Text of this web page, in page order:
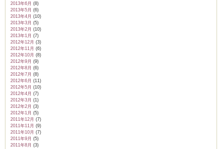
2013年6月 (8)
2013年5月 (6)
2013年4月 (10)
2013年3月 (5)
2013年2月 (10)
2013年1月 (7)
2012年12月 (3)
2012年11月 (6)
2012年10月 (8)
2012年9月 (9)
2012年8月 (6)
2012年7月 (8)
2012年6月 (11)
2012年5月 (10)
2012年4月 (7)
2012年3月 (1)
2012年2月 (3)
2012年1月 (5)
2011年12月 (7)
2011年11月 (9)
2011年10月 (7)
2011年9月 (5)
2011年8月 (3)